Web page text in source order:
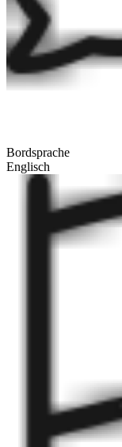
Bordsprache
Englisch